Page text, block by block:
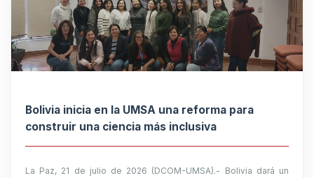
Bolivia inicia en la UMSA una reforma para
construir una ciencia más inclusiva
La Paz, 21 de julio de 2026 (DCOM-UMSA).- Bolivia dará un